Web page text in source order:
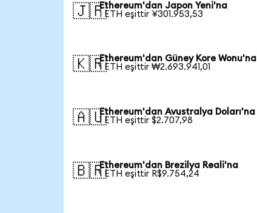
🇯🇵Ethereum'dan Japon Yeni'na
1 ETH eşittir ¥301.953,53
🇰🇷Ethereum'dan Güney Kore Wonu'na
1 ETH eşittir ₩2.693.941,01
🇦🇺Ethereum'dan Avustralya Doları'na
1 ETH eşittir $2.707,98
🇧🇷Ethereum'dan Brezilya Reali'na
1 ETH eşittir R$9.754,24